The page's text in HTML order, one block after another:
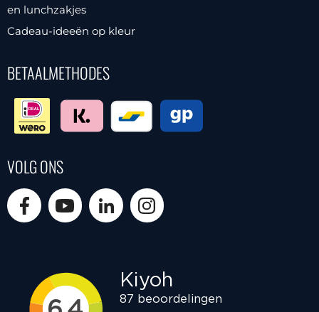
en lunchzakjes
Cadeau-ideeën op kleur
BETAALMETHODES
VOLG ONS